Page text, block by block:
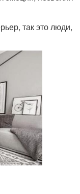
так это люди,